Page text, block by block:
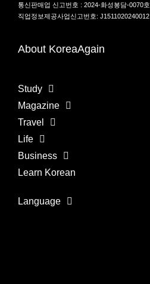
통신판매업 신고번호 : 2024-화성봉담-0070호
직업정보제공사업신고번호: J1511020240012
About KoreaAgain
Study
Magazine
Travel
Life
Business
Learn Korean
Language